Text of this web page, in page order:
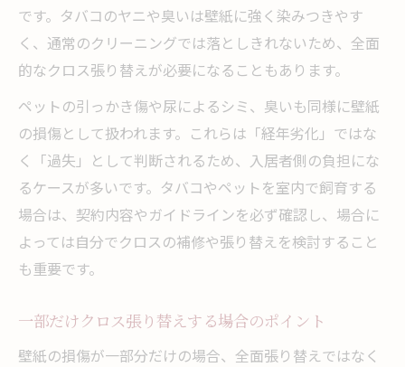
です。タバコのヤニや臭いは壁紙に強く染みつきやす
く、通常のクリーニングでは落としきれないため、全面
的なクロス張り替えが必要になることもあります。
ペットの引っかき傷や尿によるシミ、臭いも同様に壁紙
の損傷として扱われます。これらは「経年劣化」ではな
く「過失」として判断されるため、入居者側の負担にな
るケースが多いです。タバコやペットを室内で飼育する
場合は、契約内容やガイドラインを必ず確認し、場合に
よっては自分でクロスの補修や張り替えを検討すること
も重要です。
一部だけクロス張り替えする場合のポイント
壁紙の損傷が一部分だけの場合、全面張り替えではなく